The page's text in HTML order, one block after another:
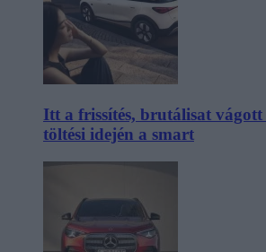
Itt a frissítés, brutálisat
töltési idején a smart